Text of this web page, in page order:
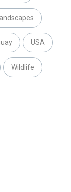
USA
Wildlife